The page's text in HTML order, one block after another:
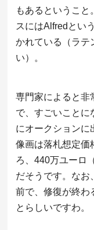
もあるというこ
スにはAlfredとい
かれている（ラテ
い）。
専門家によると非
で、すごいことに
にオークションに
像画は落札想定価
ろ、440万ユーロ
だそうです。なお
前で、修復が終わ
とらしいですわ。